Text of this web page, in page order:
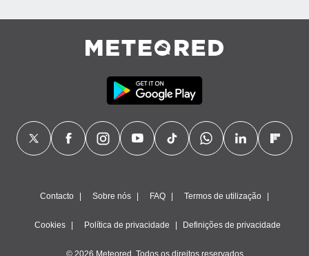
Contacto Sobre nós FAQ Termos de utilização
Cookies Política de privacidade Definições de privacidade
© 2026 Meteored. Todos os direitos reservados